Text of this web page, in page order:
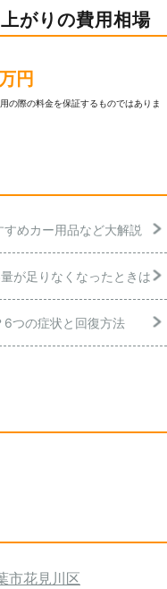
がりの費用相場
円
の際の料⾦を保証するものではありま
めカー用品など大解説
が足りなくなったときは
6つの症状と回復方法
市花見川区